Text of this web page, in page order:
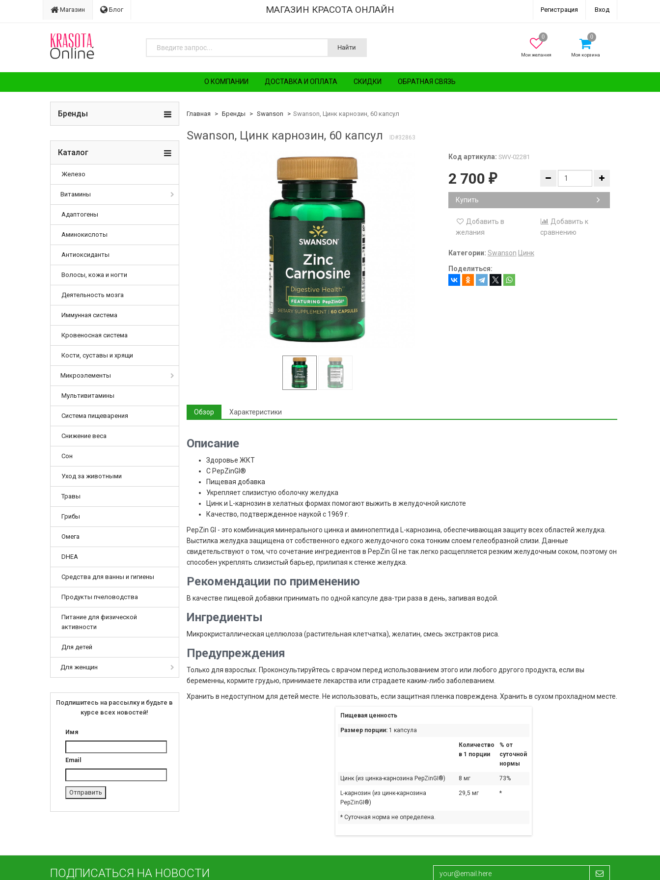
Магазин Блог МАГАЗИН КРАСОТА ОНЛАЙН Регистрация Вход
Найти
Мои желания Моя корзина
О КОМПАНИИ ДОСТАВКА И ОПЛАТА СКИДКИ ОБРАТНАЯ СВЯЗЬ
Бренды
Каталог
Железо
Витамины
Адаптогены
Аминокислоты
Антиоксиданты
Волосы, кожа и ногти
Деятельность мозга
Иммунная система
Кровеносная система
Кости, суставы и хрящи
Микроэлементы
Мультивитамины
Система пищеварения
Снижение веса
Сон
Уход за животными
Травы
Грибы
Омега
DHEA
Средства для ванны и гигиены
Продукты пчеловодства
Питание для физической
активности
Для детей
Для женщин
Подпишитесь на рассылку и будьте в
курсе всех новостей!
Имя
Email
Главная Бренды Swanson Swanson, Цинк карнозин, 60 капсул
Swanson, Цинк карнозин, 60 капсул ID#32863
Код артикула: SWV-02281
2 700 ₽
Купить
Добавить в
желания
Добавить к
сравнению
Категории: Swanson
Цинк
Поделиться:
Обзор Характеристики
Описание
Здоровье ЖКТ
С PepZinGI®
Пищевая добавка
Укрепляет слизистую оболочку желудка
Цинк и L-карнозин в хелатных формах помогают выжить в желудочной кислоте
Качество, подтвержденное наукой с 1969 г.
PepZin GI - это комбинация минерального цинка и аминопептида L-карнозина, обеспечивающая защиту всех областей желудка.
Выстилка желудка защищена от собственного едкого желудочного сока тонким слоем гелеобразной слизи. Данные
свидетельствуют о том, что сочетание ингредиентов в PepZin GI не так легко расщепляется резким желудочным соком, поэтому он
способен укреплять слизистый барьер, прилипая к стенке желудка.
Рекомендации по применению
В качестве пищевой добавки принимать по одной капсуле два-три раза в день, запивая водой.
Ингредиенты
Микрокристаллическая целлюлоза (растительная клетчатка), желатин, смесь экстрактов риса.
Предупреждения
Только для взрослых. Проконсультируйтесь с врачом перед использованием этого или любого другого продукта, если вы
беременны, кормите грудью, принимаете лекарства или страдаете каким-либо заболеванием.
Хранить в недоступном для детей месте. Не использовать, если защитная пленка повреждена. Хранить в сухом прохладном месте.
Пищевая ценность
Размер порции: 1 капсула
Количество
в 1 порции
% от
суточной
нормы
Цинк (из цинка-карнозина PepZinGI®) 8 мг 73%
L-карнозин (из цинк-карнозина
PepZinGI®)
29,5 мг *
* Суточная норма не определена.
ПОДПИСАТЬСЯ НА НОВОСТИ